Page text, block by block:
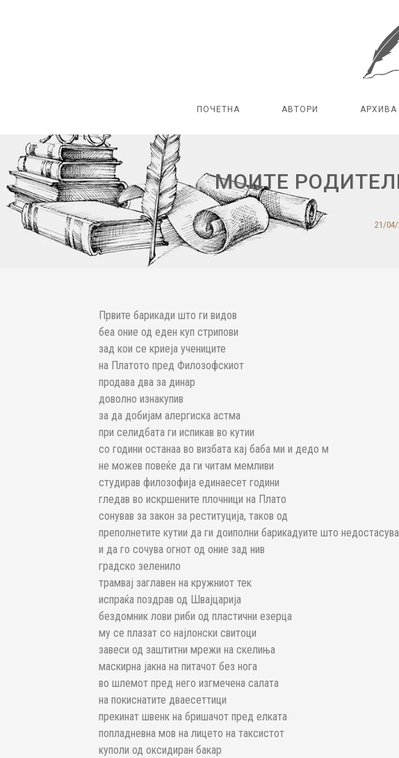
ПОЧЕТНА АВТОРИ АРХИВА
МОИТЕ
21/04/
Првите барикади што ги видов
беа оние од еден куп стрипови
зад кои се криеја учениците
на Платото пред Филозофскиот
продава два за динар
доволно изнакупив
за да добијам алергиска астма
при селидбата ги испикав во кутии
со години останаа во визбата кај баба ми и дедо м
не можев повеќе да ги читам мемливи
студирав филозофија единаесет години
гледав во искршените плочници на Плато
сонував за закон за реституција, таков од
преполнетите кутии да ги доиполни барикадуите што
и да го сочува огнот од оние зад нив
градско зеленило
трамвај заглавен на кружниот тек
испраќа поздрав од Швајцарија
бездомник лови риби од пластични езерца
му се плазат со најлонски свитоци
завеси од заштитни мрежи на скелиња
маскирна јакна на питачот без нога
во шлемот пред него изгмечена салата
на покиснатите дваесеттици
прекинат швенк на бришачот пред елката
попладневна мов на лицето на таксистот
куполи од оксидиран бакар